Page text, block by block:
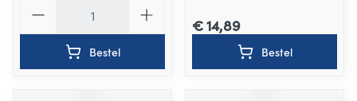
Bestel
€ 14,89
Bestel